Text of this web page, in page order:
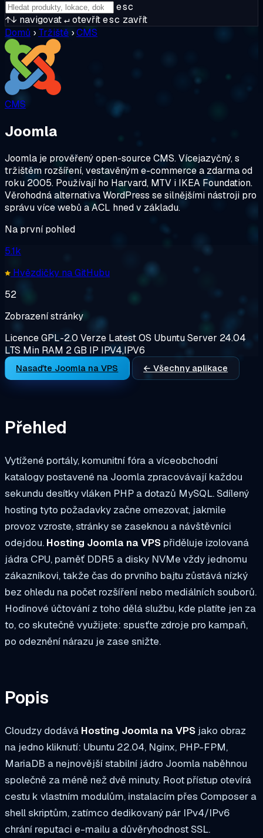
esc
↑↓ navigovat↵otevřítesc zavřít
Domů › Tržiště ›CMS
CMS
Joomla
Joomla je prověřený open-source CMS. Vícejazyčný, s
tržištěm rozšíření, vestavěným e-commerce a zdarma od
roku 2005. Používají ho Harvard, MTV i IKEA Foundation.
Věrohodná alternativa WordPress se silnějšími nástroji pro
správu více webů a ACL hned v základu.
Na první pohled
5.1k
Hvězdičky na GitHubu
52
Zobrazení stránky
LicenceGPL-2.0 Verze LatestOS Ubuntu Server 24.04
LTS Min RAM 2 GB IP IPV4,IPV6
Nasaďte Joomla na VPS ← Všechny aplikace
Přehled
Vytížené portály, komunitní fóra a víceobchodní
katalogy postavené na Joomla zpracovávají každou
sekundu desítky vláken PHP a dotazů MySQL. Sdílený
hosting tyto požadavky začne omezovat, jakmile
provoz vzroste, stránky se zaseknou a návštěvníci
odejdou. Hosting Joomla na VPS přiděluje izolovaná
jádra CPU, paměť DDR5 a disky NVMe vždy jednomu
zákazníkovi, takže čas do prvního bajtu zůstává nízký
bez ohledu na počet rozšíření nebo mediálních souborů.
Hodinové účtování z toho dělá službu, kde platíte jen za
to, co skutečně využijete: spusťte zdroje pro kampaň,
po odeznění nárazu je zase snižte.
Popis
Cloudzy dodává Hosting Joomla na VPS jako obraz
na jedno kliknutí: Ubuntu 22.04, Nginx, PHP-FPM,
MariaDB a nejnovější stabilní jádro Joomla naběhnou
společně za méně než dvě minuty. Root přístup otevírá
cestu k vlastním modulům, instalacím přes Composer a
shell skriptům, zatímco dedikovaný pár IPv4/IPv6
chrání reputaci e-mailu a důvěryhodnost SSL.